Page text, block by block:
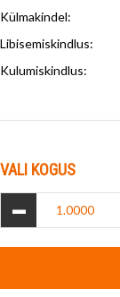
Külmakindel:
Libisemiskindlus:
Kulumiskindlus:
VALI KOGUS
-